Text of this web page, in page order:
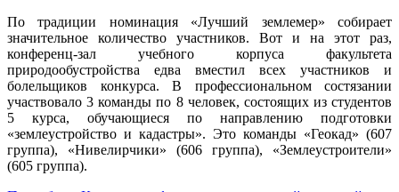
По традиции номинация «Лучший землемер» собирает
значительное количество участников. Вот и на этот раз,
конференц-зал учебного корпуса факультета
природообустройства едва вместил всех участников и
болельщиков конкурса. В профессиональном состязании
участвовало 3 команды по 8 человек, состоящих из студентов
5 курса, обучающиеся по направлению подготовки
«землеустройство и кадастры». Это команды «Геокад» (607
группа), «Нивелирчики» (606 группа), «Землеустроители»
(605 группа).